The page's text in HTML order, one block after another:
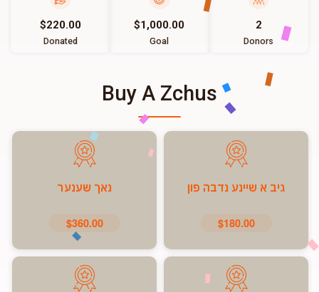
$220.00
Donated
$1,000.00
Goal
2
Donors
Buy A Zchus
גיב א שיינע נדבה פון
$180.00
נאך שענער
$360.00